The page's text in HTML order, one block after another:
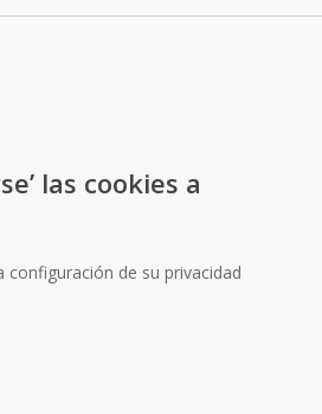
las cookies a
de su privacidad